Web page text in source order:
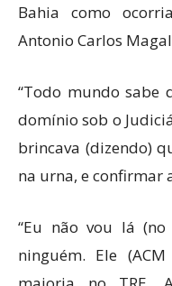
Bahia como
Antonio Carlos
“Todo mundo sabe
domínio sob o
brincava (dizendo)
na urna, e confirmar
“Eu não vou lá (no
ninguém. Ele